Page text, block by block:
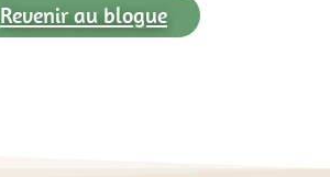
Revenir au blogue